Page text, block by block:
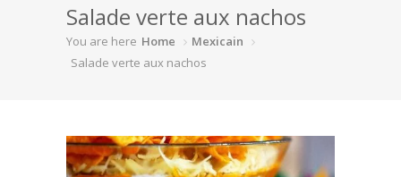
Convertisseur de mesure
Convertisseur cl en g
Actualité
Salade verte aux nachos
You are here Home
Mexicain
Salade verte aux nachos